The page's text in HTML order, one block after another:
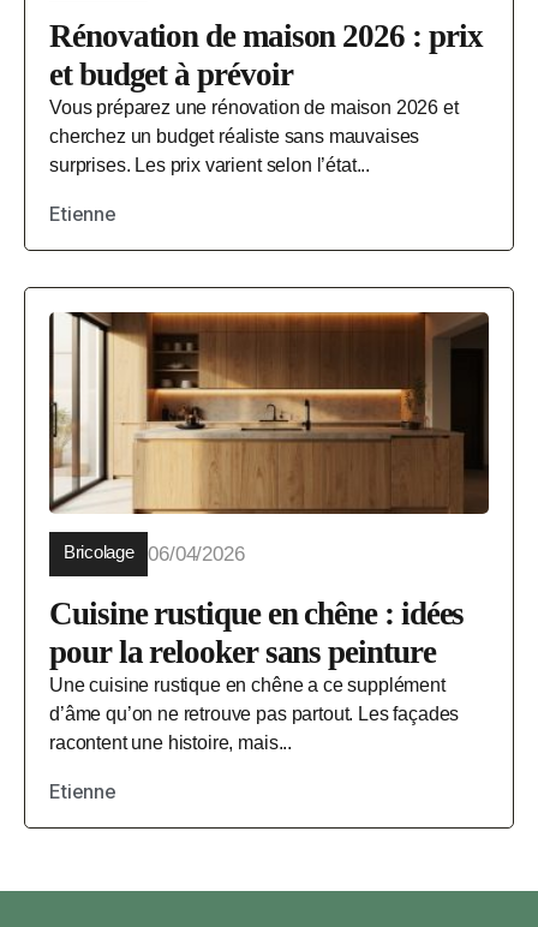
Rénovation de maison 2026 : prix
et budget à prévoir
Vous préparez une rénovation de maison 2026 et
cherchez un budget réaliste sans mauvaises
surprises. Les prix varient selon l’état...
Etienne
Bricolage 06/04/2026
Cuisine rustique en chêne : idées
pour la relooker sans peinture
Une cuisine rustique en chêne a ce supplément
d’âme qu’on ne retrouve pas partout. Les façades
racontent une histoire, mais...
Etienne